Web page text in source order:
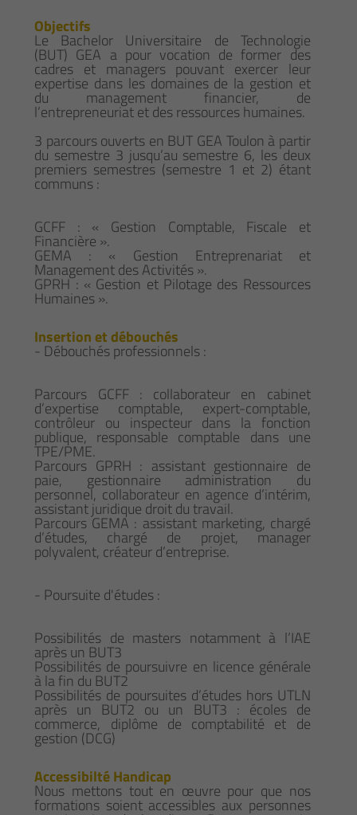
Objectifs
Le Bachelor Universitaire de Technologie
(BUT) GEA a pour vocation de former des
cadres et managers pouvant exercer leur
expertise dans les domaines de la gestion et
du management financier, de
l’entrepreneuriat et des ressources humaines.
3 parcours ouverts en BUT GEA Toulon à partir
du semestre 3 jusqu’au semestre 6, les deux
premiers semestres (semestre 1 et 2) étant
communs :
GCFF : « Gestion Comptable, Fiscale et
Financière ».
GEMA : « Gestion Entreprenariat et
Management des Activités ».
GPRH : « Gestion et Pilotage des Ressources
Humaines ».
Insertion et débouchés
- Débouchés professionnels :
Parcours GCFF : collaborateur en cabinet
d’expertise comptable, expert-comptable,
contrôleur ou inspecteur dans la fonction
publique, responsable comptable dans une
TPE/PME.
Parcours GPRH : assistant gestionnaire de
paie, gestionnaire administration du
personnel, collaborateur en agence d’intérim,
assistant juridique droit du travail.
Parcours GEMA : assistant marketing, chargé
d’études, chargé de projet, manager
polyvalent, créateur d’entreprise.
- Poursuite d'études :
Possibilités de masters notamment à l’IAE
après un BUT3
Possibilités de poursuivre en licence générale
à la fin du BUT2
Possibilités de poursuites d’études hors UTLN
après un BUT2 ou un BUT3 : écoles de
commerce, diplôme de comptabilité et de
gestion (DCG)
Accessibilté Handicap
Nous mettons tout en œuvre pour que nos
formations soient accessibles aux personnes